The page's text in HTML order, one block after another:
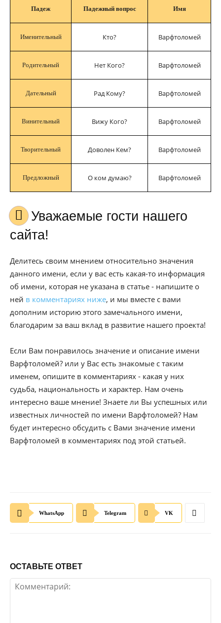
Падеж Падежный вопрос Имя
Именительный Кто? Варфтоломей
Родительный Нет Кого? Варфтоломей
Дательный Рад Кому? Варфтоломей
Винительный Вижу Кого? Варфтоломей
Творительный Доволен Кем? Варфтоломей
Предложный О ком думаю? Варфтоломей
Уважаемые гости нашего
сайта!
Делитесь своим мнением относительно значения
данного имени, если у вас есть какая-то информация
об имени, которая не указана в статье - напишите о
ней в комментариях ниже, и мы вместе с вами
дополним историю этого замечального имени,
благодарим за ваш вклад в развитие нашего проекта!
Если Вам понравилось значение и описание имени
Варфтоломей? или у Вас есть знакомые с таким
именем, опишите в комментариях - какая у них
судьба, национальность и характер. Нам очень
интересно ваше мнение! Знаете ли Вы успешных или
известных личностей по имени Варфтоломей? Нам
будет интересно обсудить с Вами значение имени
Варфтоломей в комментариях под этой статьей.
WhatsApp Telegram VK
ОСТАВЬТЕ ОТВЕТ